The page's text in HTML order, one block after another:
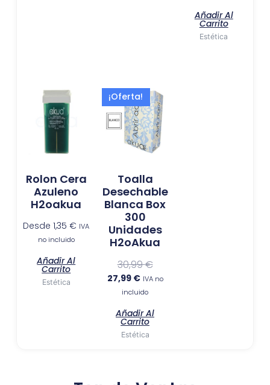
Añadir Al
Carrito
Estética
Rolon Cera
Azuleno
H2oakua
Desde1,35€ IVA
no incluido
Añadir Al
Carrito
Estética
¡Oferta!
Toalla
Desechable
Blanca Box
300
Unidades
H2oAkua
30,99€
El
precio
original
era:
30,99 €.
27,99 €
El
precio
actual
es:
27,99 €.
IVA no
incluido
Añadir Al
Carrito
Estética